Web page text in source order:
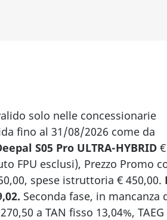
solo nelle concessionarie
fino al 31/08/2026 come da
S05 Pro ULTRA-HYBRID €
FPU esclusi), Prezzo Promo
spese istruttoria € 450,00.
Seconda fase, in mancanza
a TAN fisso 13,04%, TAEG